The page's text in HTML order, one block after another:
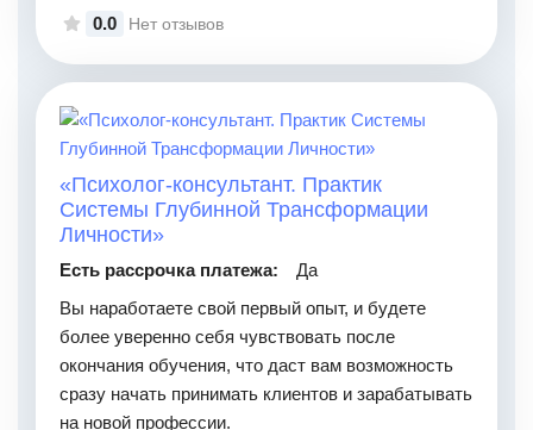
0.0
Нет отзывов
«Психолог-консультант. Практик
Системы Глубинной Трансформации
Личности»
Есть рассрочка платежа:
Да
Вы наработаете свой первый опыт, и будете
более уверенно себя чувствовать после
окончания обучения, что даст вам возможность
сразу начать принимать клиентов и зарабатывать
на новой профессии.